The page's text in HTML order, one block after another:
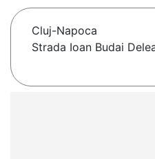
Cluj-Napoca
Strada Ioan Budai